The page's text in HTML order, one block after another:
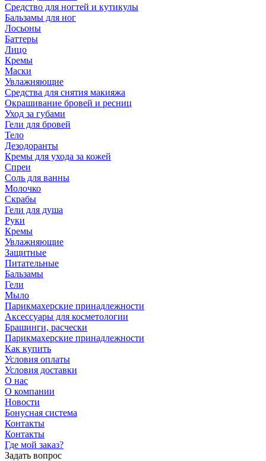
Средство для ногтей и кутикулы
Бальзамы для ног
Лосьоны
Баттеры
Лицо
Кремы
Маски
Увлажняющие
Средства для снятия макияжа
Окрашивание бровей и ресниц
Уход за губами
Гели для бровей
Тело
Дезодоранты
Кремы для ухода за кожей
Спреи
Соль для ванны
Молочко
Скрабы
Гели для душа
Руки
Кремы
Увлажняющие
Защитные
Питательные
Бальзамы
Гели
Мыло
Парикмахерские принадлежности
Аксессуары для косметологии
Брашинги, расчески
Парикмахерские принадлежности
Как купить
Условия оплаты
Условия доставки
О нас
О компании
Новости
Бонусная система
Контакты
Контакты
Где мой заказ?
Задать вопрос